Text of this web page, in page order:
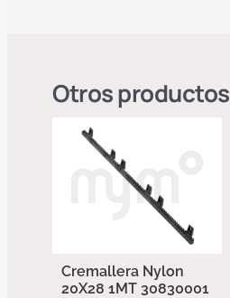
Otros productos
Cremallera Nylon
20X28 1MT 30830001